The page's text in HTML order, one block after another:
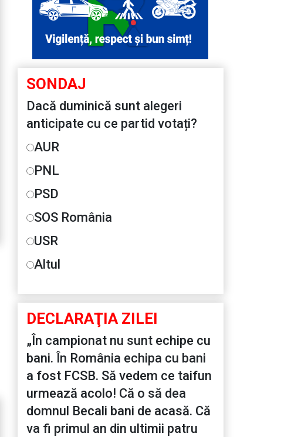
SONDAJ
Dacă duminică sunt alegeri
anticipate cu ce partid votați?
AUR
PNL
PSD
SOS România
USR
Altul
DECLARAŢIA ZILEI
„În campionat nu sunt echipe cu
bani. În România echipa cu bani
a fost FCSB. Să vedem ce taifun
urmează acolo! Că o să dea
domnul Becali bani de acasă. Că
va fi primul an din ultimii patru